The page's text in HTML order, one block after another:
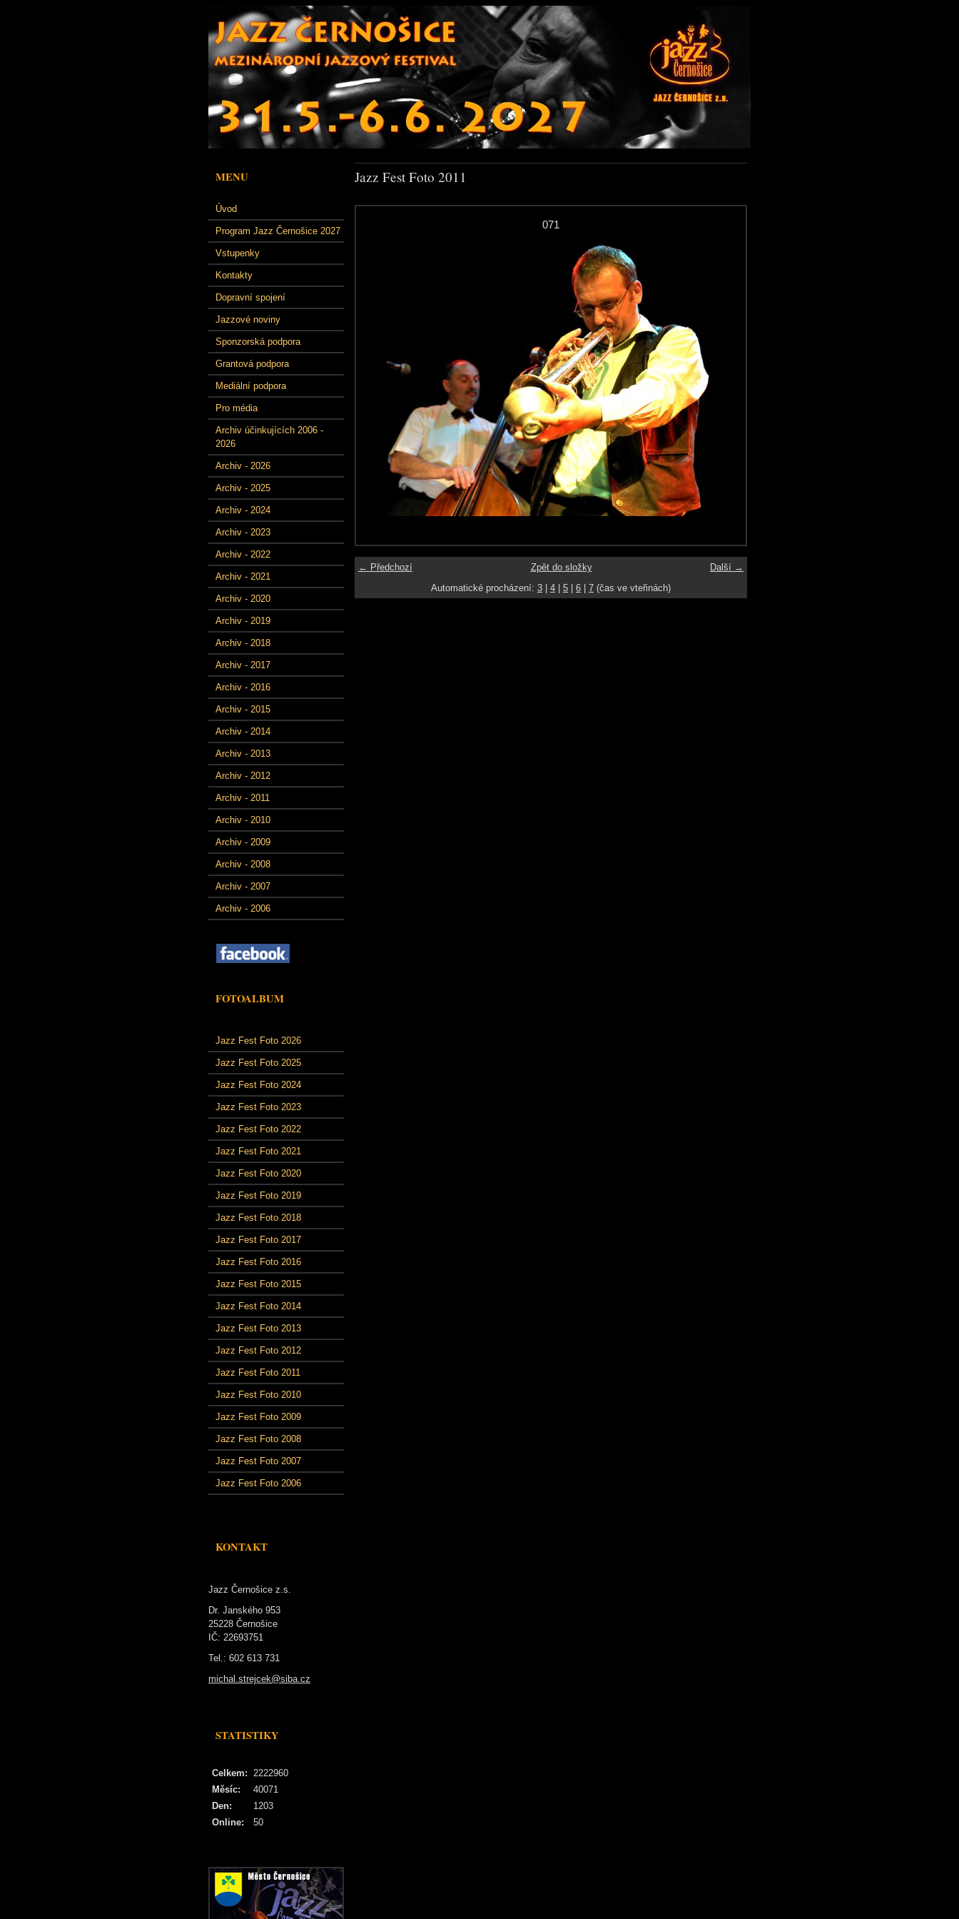
MENU
Úvod
Program Jazz Černošice 2027
Vstupenky
Kontakty
Dopravní spojení
Jazzové noviny
Sponzorská podpora
Grantová podpora
Mediální podpora
Pro média
Archiv účinkujících 2006 -
2026
Archiv - 2026
Archiv - 2025
Archiv - 2024
Archiv - 2023
Archiv - 2022
Archiv - 2021
Archiv - 2020
Archiv - 2019
Archiv - 2018
Archiv - 2017
Archiv - 2016
Archiv - 2015
Archiv - 2014
Archiv - 2013
Archiv - 2012
Archiv - 2011
Archiv - 2010
Archiv - 2009
Archiv - 2008
Archiv - 2007
Archiv - 2006
FOTOALBUM
Jazz Fest Foto 2026
Jazz Fest Foto 2025
Jazz Fest Foto 2024
Jazz Fest Foto 2023
Jazz Fest Foto 2022
Jazz Fest Foto 2021
Jazz Fest Foto 2020
Jazz Fest Foto 2019
Jazz Fest Foto 2018
Jazz Fest Foto 2017
Jazz Fest Foto 2016
Jazz Fest Foto 2015
Jazz Fest Foto 2014
Jazz Fest Foto 2013
Jazz Fest Foto 2012
Jazz Fest Foto 2011
Jazz Fest Foto 2010
Jazz Fest Foto 2009
Jazz Fest Foto 2008
Jazz Fest Foto 2007
Jazz Fest Foto 2006
KONTAKT
Jazz Černošice z.s.
Dr. Janského 953
25228 Černošice
IČ: 22693751
Tel.: 602 613 731
michal.strejcek@siba.cz
STATISTIKY
Online: 50
Celkem: 2222960
Měsíc:
40071
Den:
1203
Jazz Fest Foto 2011
071
← Předchozí Další →
Zpět do složky
Automatické procházení: 3 4 5 6 7 (čas ve vteřinách)